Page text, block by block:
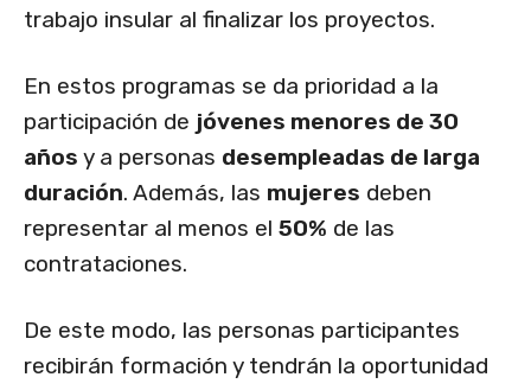
trabajo insular al finalizar los proyectos.
En estos programas se da prioridad a la
participación de jóvenes menores de 30
años y a personas desempleadas de larga
duración. Además, las mujeres deben
representar al menos el 50% de las
contrataciones.
De este modo, las personas participantes
recibirán formación y tendrán la oportunidad